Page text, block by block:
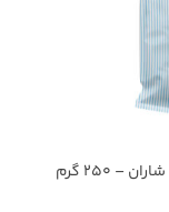
250 گرم